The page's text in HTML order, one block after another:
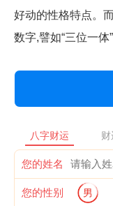
好动的性格特点。
数字,譬如“三位一体
八字财运
您的姓名
您的性别 男